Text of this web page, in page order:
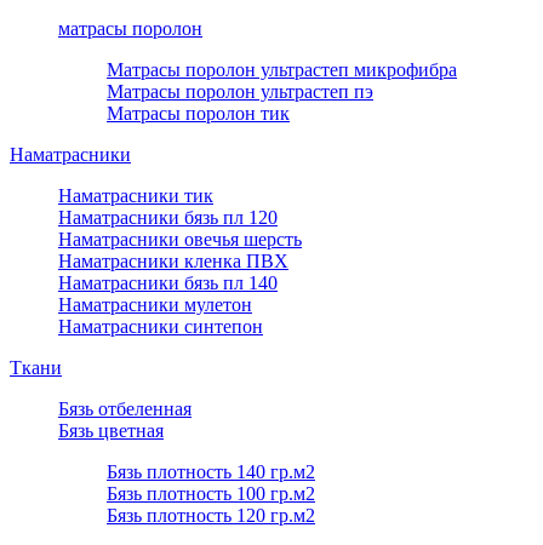
матрасы поролон
Матрасы поролон ультрастеп микрофибра
Матрасы поролон ультрастеп пэ
Матрасы поролон тик
Наматрасники
Наматрасники тик
Наматрасники бязь пл 120
Наматрасники овечья шерсть
Наматрасники кленка ПВХ
Наматрасники бязь пл 140
Наматрасники мулетон
Наматрасники синтепон
Ткани
Бязь отбеленная
Бязь цветная
Бязь плотность 140 гр.м2
Бязь плотность 100 гр.м2
Бязь плотность 120 гр.м2